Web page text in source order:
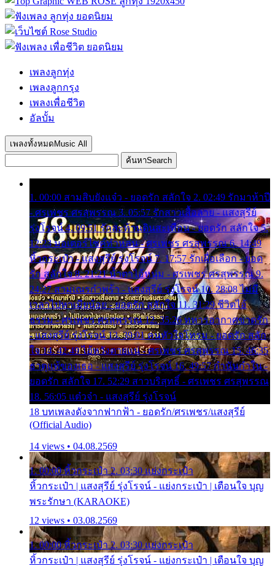
เพลงลูกทุ่ง
เพลงลูกกรุง
เพลงเพื่อชีวิต
อัลบั้ม
เพลงทั้งหมด Music All
ค้นหาSearch
1. 00:00 สามสิบยังแจ๋ว - ยอดรัก สลักใจ 2. 02:49 รักมาห้าปี
- ศรเพชร ศรสุพรรณ 3. 05:57 รักสาวเสื้อลาย - แสงสุรีย์
รุ่งโรจน์ 4. 09:51 รักสะท้านดินสะเทือน - ยอดรัก สลักใจ 5.
12:23 มอเตอร์ไซค์ทำหล่น - ศรเพชร ศรสุพรรณ 6. 14:49
หิ้วกระเป๋า - แสงสุรีย์ รุ่งโรจน์ 7. 17:57 รักเผื่อเลือก - ยอด
รัก สลักใจ 8. 21:21 น้ำตาไอ้หนุ่ม - ศรเพชร ศรสุพรรณ 9.
24:27 สามเณรกำพร้า - แสงสุรีย์ รุ่งโรจน์ 10. 28:08 ไม่มี
เวลาไปหาเมียน้อย - ยอดรัก สลักใจ 11. 31:29 ชีวิตไอ้
ธรรม - ศรเพชร ศรสุพรรณ 12. 35:26 ทหารอากาศขาดรัก
- แสงสุรีย์ รุ่งโรจน์ 13. 39:01 คนหัวใจโทรม - ยอดรัก สลัก
ใจ 14. 42:49 ไอ้หวังตายแน่ - ศรเพชร ศรสุพรรณ 15. 46:35
ธาตุแท้ของเธอ - แสงสุรีย์ รุ่งโรจน์ 16. 49:57 กำนันกำใน -
ยอดรัก สลักใจ 17. 52:29 สาวบริสุทธิ์ - ศรเพชร ศรสุพรรณ
18. 56:05 แต๋วจ๋า - แสงสุรีย์ รุ่งโรจน์
18 บทเพลงดังจากฟากฟ้า - ยอดรัก/ศรเพชร/แสงสุรีย์
(Official Audio)
14 views • 04.08.2569
1. 00:00 หิ้วกระเป๋า 2. 03:30 แย่งกระเป๋า
หิ้วกระเป๋า | แสงสุรีย์ รุ่งโรจน์ - แย่งกระเป๋า | เตือนใจ บุญ
พระรักษา (KARAOKE)
12 views • 03.08.2569
1. 00:00 หิ้วกระเป๋า 2. 03:30 แย่งกระเป๋า
หิ้วกระเป๋า | แสงสุรีย์ รุ่งโรจน์ - แย่งกระเป๋า | เตือนใจ บุญ